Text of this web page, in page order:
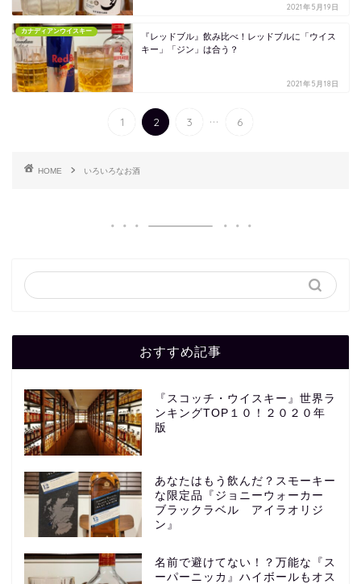
2021年5月19日
カナディアンウイスキー
『レッドブル』飲み比べ！レッドブルに「ウイス
キー」「ジン」は合う？
2021年5月18日
1 2 3 ... 6
HOME いろいろなお酒
おすすめ記事
『スコッチ・ウイスキー』世界ラ
ンキングTOP１０！２０２０年
版
あなたはもう飲んだ？スモーキー
な限定品『ジョニーウォーカー
ブラックラベル アイラオリジ
ン』
名前で避けてない！？万能な『ス
ーパーニッカ』ハイボールもオス